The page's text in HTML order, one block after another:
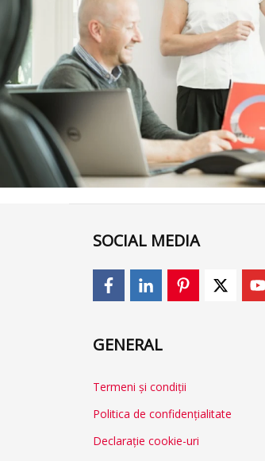
SOCIAL MEDIA
GENERAL
Termeni și condiții
Politica de confidențialitate
Declarație cookie-uri